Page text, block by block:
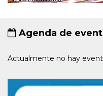
Agenda de
Actualmente no hay